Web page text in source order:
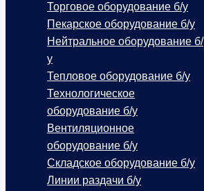
Торговое оборудование б/у
Пекарское оборудование б/у
Нейтральное оборудование б/
у
Тепловое оборудование б/у
Технологическое
оборудование б/у
Вентиляционное
оборудование б/у
Складское оборудование б/у
Линии раздачи б/у